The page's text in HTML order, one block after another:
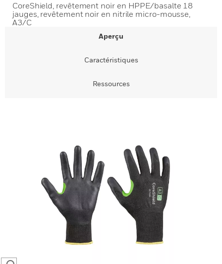
CoreShield, revêtement noir en HPPE/basalte 18
jauges, revêtement noir en nitrile micro-mousse,
A3/C
Aperçu
Caractéristiques
Ressources